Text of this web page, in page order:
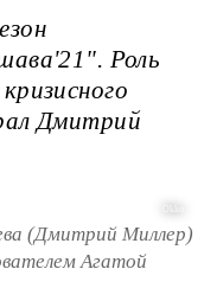
Роль
Дмитрий
Okko
(Дмитрий Миллер)
Агатой